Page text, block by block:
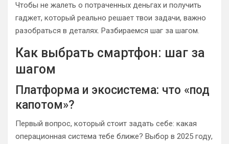
Чтобы не жалеть о потраченных деньгах и получить
гаджет, который реально решает твои задачи, важно
разобраться в деталях. Разбираемся шаг за шагом.
Как выбрать смартфон: шаг за
шагом
Платформа и экосистема: что «под
капотом»?
Первый вопрос, который стоит задать себе: какая
операционная система тебе ближе? Выбор в 2025 году,